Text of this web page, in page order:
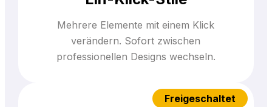
Mehrere Elemente mit einem Klick
verändern. Sofort zwischen
professionellen Designs wechseln.
Freigeschaltet